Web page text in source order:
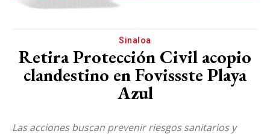
Sinaloa
Retira Protección Civil acopio
clandestino en Fovissste Playa
Azul
Las acciones buscan prevenir riesgos sanitarios y